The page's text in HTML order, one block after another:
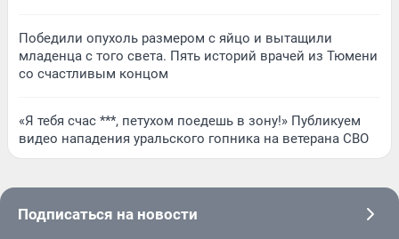
Победили опухоль размером с яйцо и вытащили
младенца с того света. Пять историй врачей из Тюмени
со счастливым концом
«Я тебя счас ***, петухом поедешь в зону!» Публикуем
видео нападения уральского гопника на ветерана СВО
Подписаться на новости